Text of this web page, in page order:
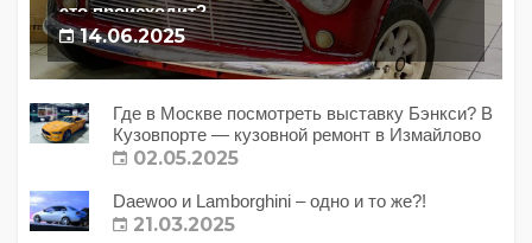
это происходит?
14.06.2025
Где в Москве посмотреть выставку Бэнкси? В
Кузовпорте — кузовной ремонт в Измайлово
02.05.2025
Daewoo и Lamborghini – одно и то же?!
21.03.2025